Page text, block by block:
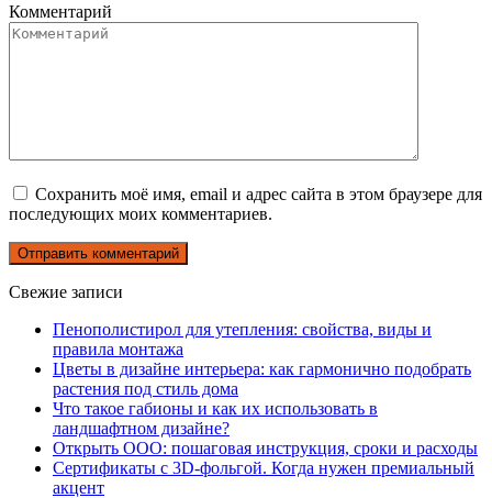
Комментарий
Сохранить моё имя, email и адрес сайта в этом браузере для
последующих моих комментариев.
Свежие записи
Пенополистирол для утепления: свойства, виды и
правила монтажа
Цветы в дизайне интерьера: как гармонично подобрать
растения под стиль дома
Что такое габионы и как их использовать в
ландшафтном дизайне?
Открыть ООО: пошаговая инструкция, сроки и расходы
Сертификаты с 3D-фольгой. Когда нужен премиальный
акцент